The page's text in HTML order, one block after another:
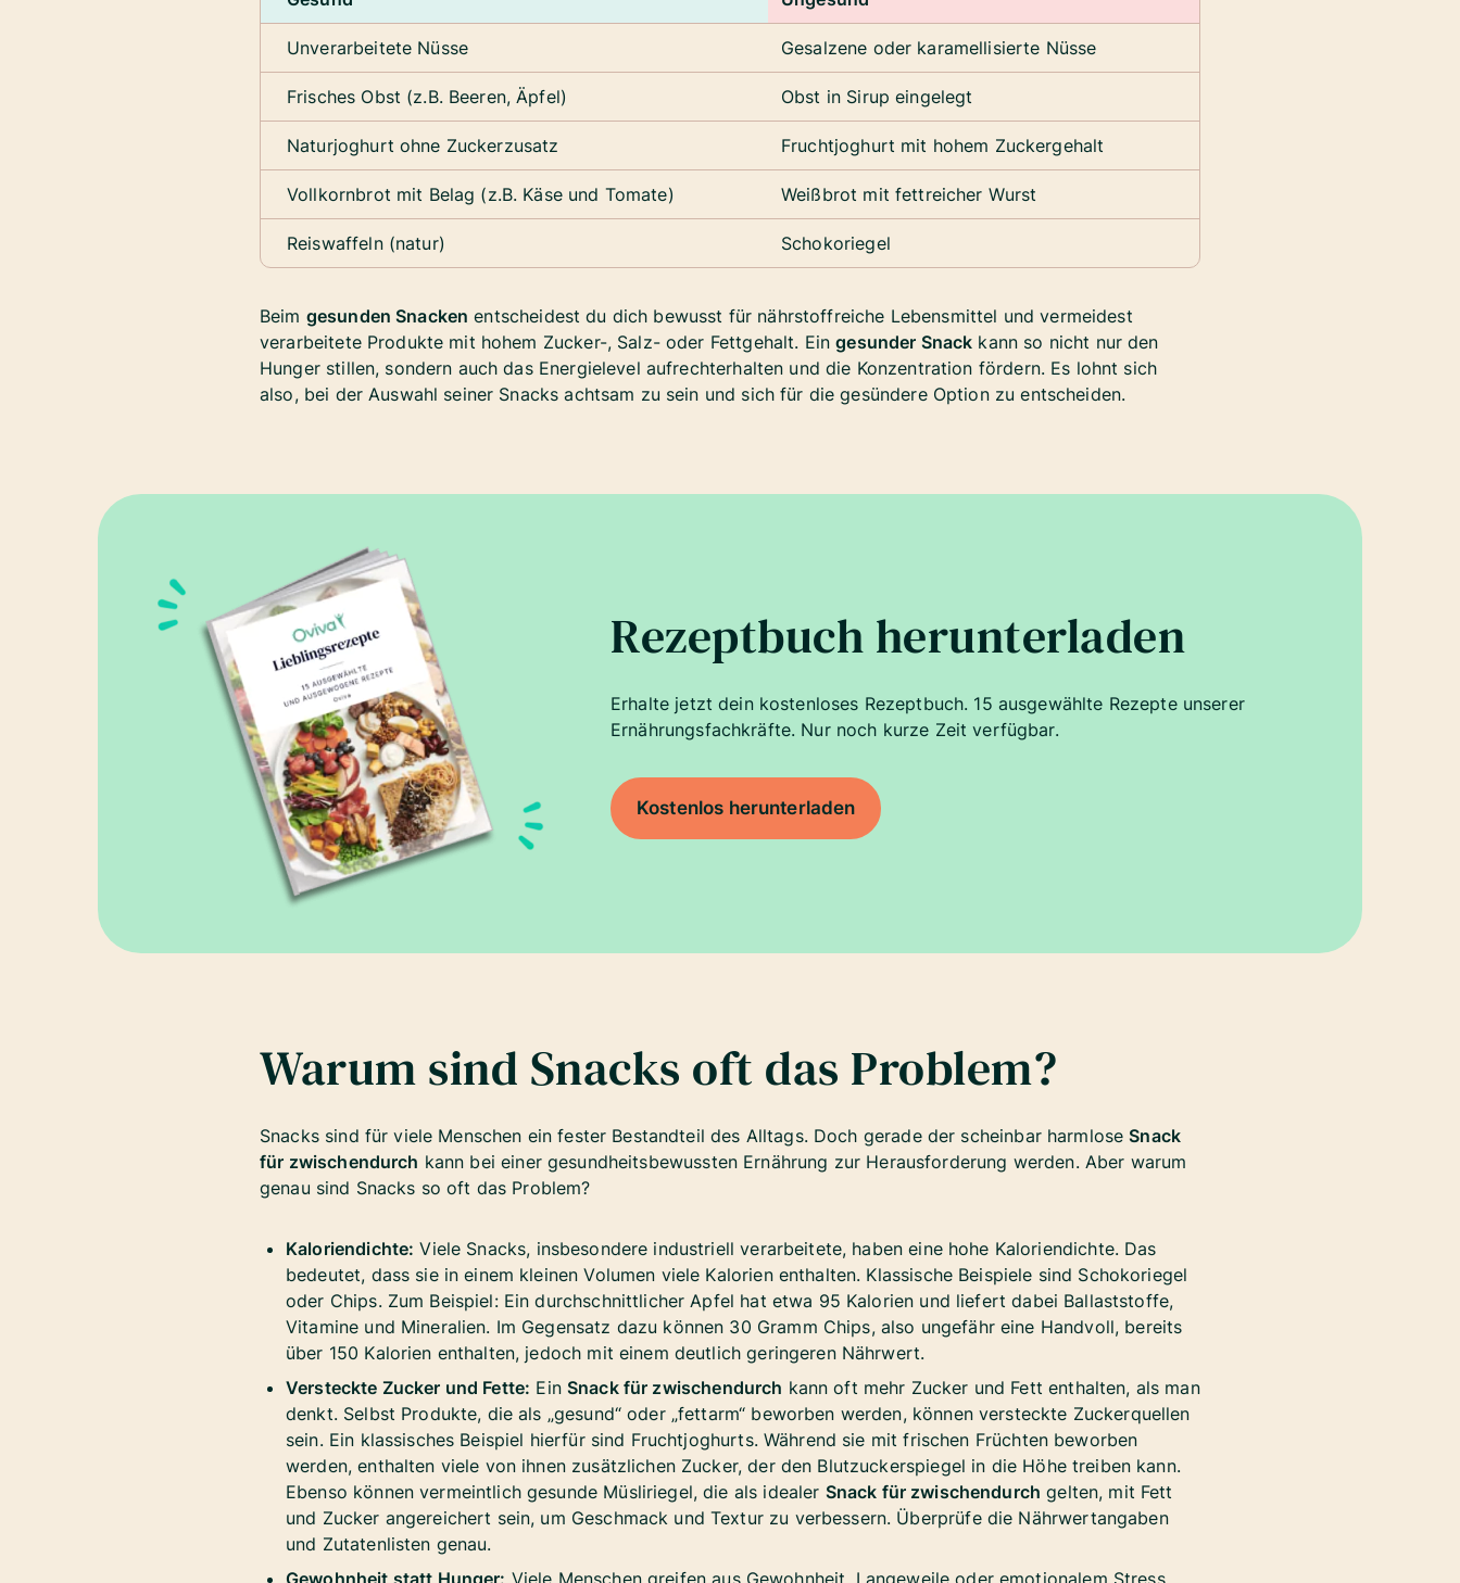
Unverarbeitete Nüsse Gesalzene oder karamellisierte Nüsse
Frisches Obst (z.B. Beeren, Äpfel) Obst in Sirup eingelegt
Naturjoghurt ohne Zuckerzusatz Fruchtjoghurt mit hohem Zuckergehalt
Vollkornbrot mit Belag (z.B. Käse und Tomate) Weißbrot mit fettreicher Wurst
Reiswaffeln (natur) Schokoriegel
Beim gesunden Snacken entscheidest du dich bewusst für nährstoffreiche Lebensmittel und vermeidest
verarbeitete Produkte mit hohem Zucker-, Salz- oder Fettgehalt. Eingesunder Snack kann so nicht nur den
Hunger stillen, sondern auch das Energielevel aufrechterhalten und die Konzentration fördern. Es lohnt sich
also, bei der Auswahl seiner Snacks achtsam zu sein und sich für die gesündere Option zu entscheiden.
Rezeptbuch herunterladen
Erhalte jetzt dein kostenloses Rezeptbuch. 15 ausgewählte Rezepte unserer
Ernährungsfachkräfte. Nur noch kurze Zeit verfügbar.
Kostenlos herunterladen
Warum sind Snacks oft das Problem?
Snacks sind für viele Menschen ein fester Bestandteil des Alltags. Doch gerade der scheinbar harmloseSnack
für zwischendurch kann bei einer gesundheitsbewussten Ernährung zur Herausforderung werden. Aber warum
genau sind Snacks so oft das Problem?
Kaloriendichte: Viele Snacks, insbesondere industriell verarbeitete, haben eine hohe Kaloriendichte. Das
bedeutet, dass sie in einem kleinen Volumen viele Kalorien enthalten. Klassische Beispiele sind Schokoriegel
oder Chips. Zum Beispiel: Ein durchschnittlicher Apfel hat etwa 95 Kalorien und liefert dabei Ballaststoffe,
Vitamine und Mineralien. Im Gegensatz dazu können 30 Gramm Chips, also ungefähr eine Handvoll, bereits
über 150 Kalorien enthalten, jedoch mit einem deutlich geringeren Nährwert.
Versteckte Zucker und Fette: Ein Snack für zwischendurch kann oft mehr Zucker und Fett enthalten, als man
denkt. Selbst Produkte, die als „gesund“ oder „fettarm“ beworben werden, können versteckte Zuckerquellen
sein. Ein klassisches Beispiel hierfür sind Fruchtjoghurts. Während sie mit frischen Früchten beworben
werden, enthalten viele von ihnen zusätzlichen Zucker, der den Blutzuckerspiegel in die Höhe treiben kann.
Ebenso können vermeintlich gesunde Müsliriegel, die als idealer Snack für zwischendurch gelten, mit Fett
und Zucker angereichert sein, um Geschmack und Textur zu verbessern. Überprüfe die Nährwertangaben
und Zutatenlisten genau.
Gewohnheit statt Hunger: Viele Menschen greifen aus Gewohnheit, Langeweile oder emotionalem Stress